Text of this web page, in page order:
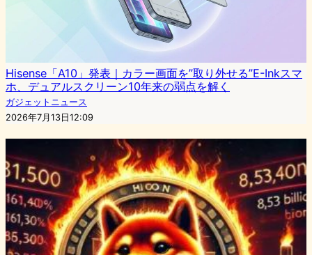
Hisense「A10」発表｜カラー画面を”取り外せる”E-Inkスマ
ホ、デュアルスクリーン10年来の弱点を解く
ガジェットニュース
2026年7月13日12:09